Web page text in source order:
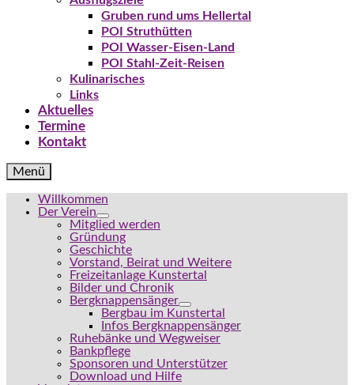
Gruben rund ums Hellertal
POI Struthütten
POI Wasser-Eisen-Land
POI Stahl-Zeit-Reisen
Kulinarisches
Links
Aktuelles
Termine
Kontakt
Menü
Willkommen
Der Verein
Mitglied werden
Gründung
Geschichte
Vorstand, Beirat und Weitere
Freizeitanlage Kunstertal
Bilder und Chronik
Bergknappensänger
Bergbau im Kunstertal
Infos Bergknappensänger
Ruhebänke und Wegweiser
Bankpflege
Sponsoren und Unterstützer
Download und Hilfe